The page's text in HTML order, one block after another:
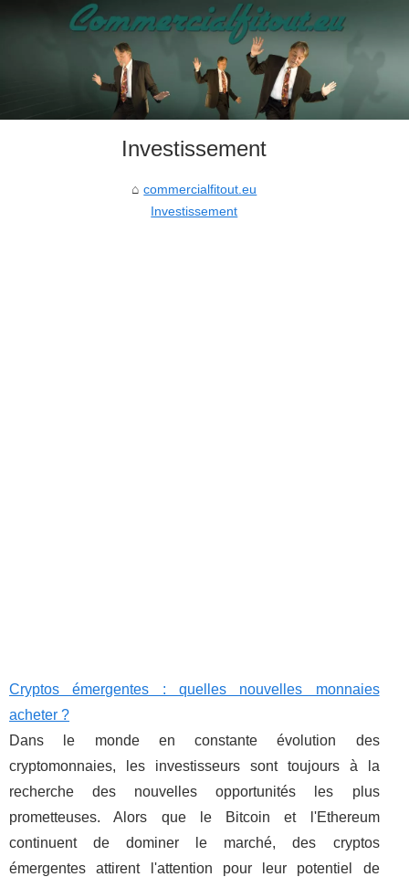
Investissement
commercialfitout.eu
Investissement
Cryptos émergentes : quelles nouvelles monnaies
acheter ?
Dans le monde en constante évolution des
cryptomonnaies, les investisseurs sont toujours à la
recherche des nouvelles opportunités les plus
prometteuses. Alors que le Bitcoin et l'Ethereum
continuent de dominer le marché, des cryptos
émergentes attirent l'attention pour leur potentiel de